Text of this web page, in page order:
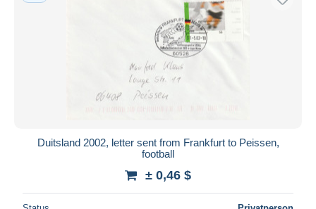
Duitsland 2002, letter sent from Frankfurt to Peissen,
football
± 0,46 $